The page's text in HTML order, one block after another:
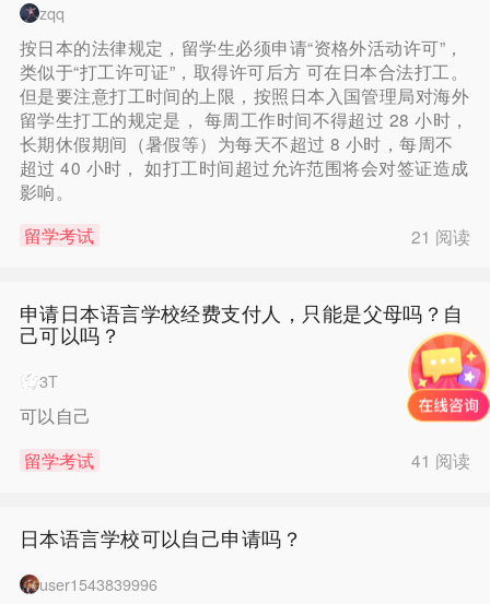
zqq
按日本的法律规定，留学生必须申请“资格外活动许可”，
类似于“打工许可证”，取得许可后方 可在日本合法打工。
但是要注意打工时间的上限，按照日本入国管理局对海外
留学生打工的规定是， 每周工作时间不得超过 28 小时，
长期休假期间（暑假等）为每天不超过 8 小时，每周不
超过 40 小时， 如打工时间超过允许范围将会对签证造成
影响。
留学考试
21 阅读
申请日本语言学校经费支付人，只能是父母吗？自
己可以吗？
3T
可以自己
留学考试
41 阅读
日本语言学校可以自己申请吗？
user1543839996